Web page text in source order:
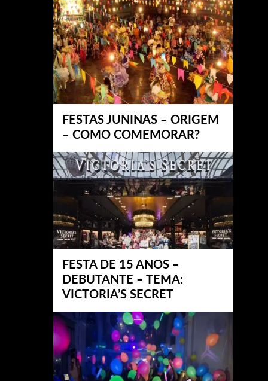
FESTAS JUNINAS – ORIGEM
– COMO COMEMORAR?
FESTA DE 15 ANOS –
DEBUTANTE – TEMA:
VICTORIA’S SECRET